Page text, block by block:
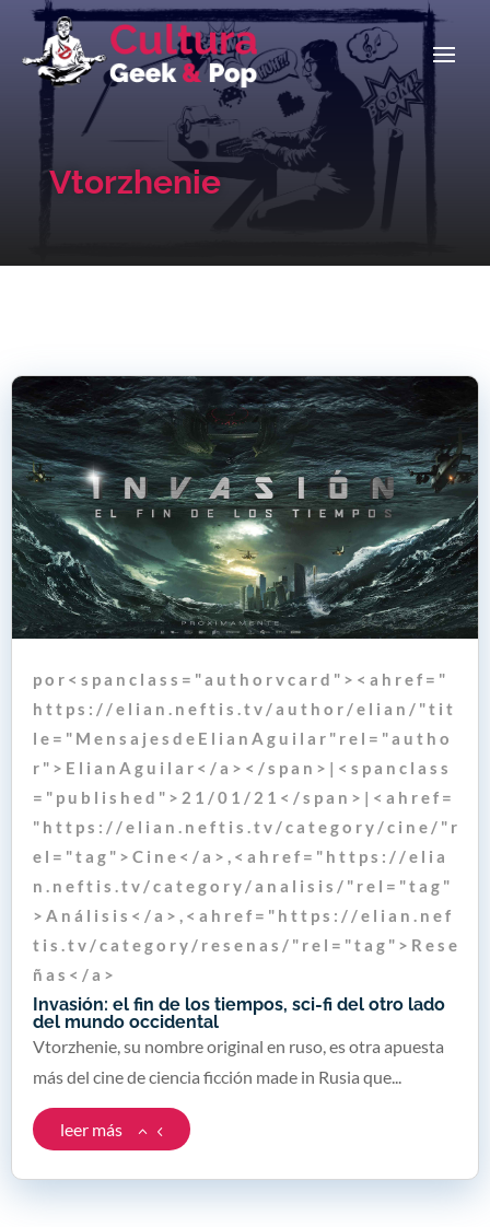
Vtorzhenie
Invasión: el fin de los tiempos, sci-fi del otro lado
del mundo occidental
p o r < s p a n c l a s s = " a u t h o r v c a r d " > < a h r e f = "
h t t p s : / / e l i a n . n e f t i s . t v / a u t h o r / e l i a n / " t i t
l e = " M e n s a j e s d e E l i a n A g u i l a r " r e l = " a u t h o
r " > E l i a n A g u i l a r < / a > < / s p a n > | < s p a n c l a s s
= " p u b l i s h e d " > 2 1 / 0 1 / 2 1 < / s p a n > | < a h r e f =
" h t t p s : / / e l i a n . n e f t i s . t v / c a t e g o r y / c i n e / " r
e l = " t a g " > C i n e < / a > , < a h r e f = " h t t p s : / / e l i a
n . n e f t i s . t v / c a t e g o r y / a n a l i s i s / " r e l = " t a g "
> A n á l i s i s < / a > , < a h r e f = " h t t p s : / / e l i a n . n e f
t i s . t v / c a t e g o r y / r e s e n a s / " r e l = " t a g " > R e s e
ñ a s < / a >
Vtorzhenie, su nombre original en ruso, es otra apuesta
más del cine de ciencia ficción made in Rusia que...
leer más